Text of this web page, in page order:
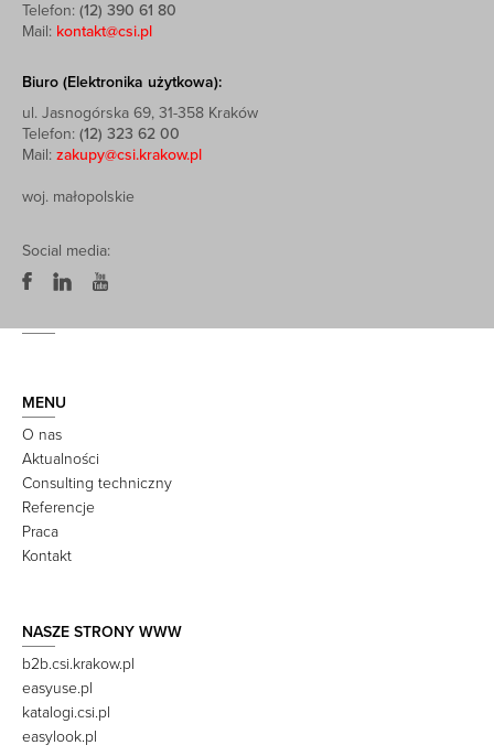
Telefon: (12) 390 61 80
Mail: kontakt@csi.pl
Biuro (Elektronika użytkowa):
ul. Jasnogórska 69, 31-358 Kraków
Telefon: (12) 323 62 00
Mail: zakupy@csi.krakow.pl
woj. małopolskie
Social media:
MENU
O nas
Aktualności
Consulting techniczny
Referencje
Praca
Kontakt
NASZE STRONY WWW
b2b.csi.krakow.pl
easyuse.pl
katalogi.csi.pl
easylook.pl